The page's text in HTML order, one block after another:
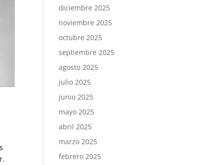
diciembre 2025
noviembre 2025
octubre 2025
septiembre 2025
agosto 2025
julio 2025
junio 2025
mayo 2025
abril 2025
marzo 2025
febrero 2025